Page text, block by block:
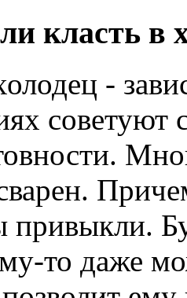
класть в
-
советуют
привыкли.
то даже